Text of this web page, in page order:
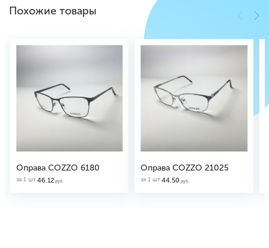
Похожие товары
Оправа COZZO 6180
за 1 шт.46.12 руб.
Оправа COZZO 21025
за 1 шт.44.50 руб.